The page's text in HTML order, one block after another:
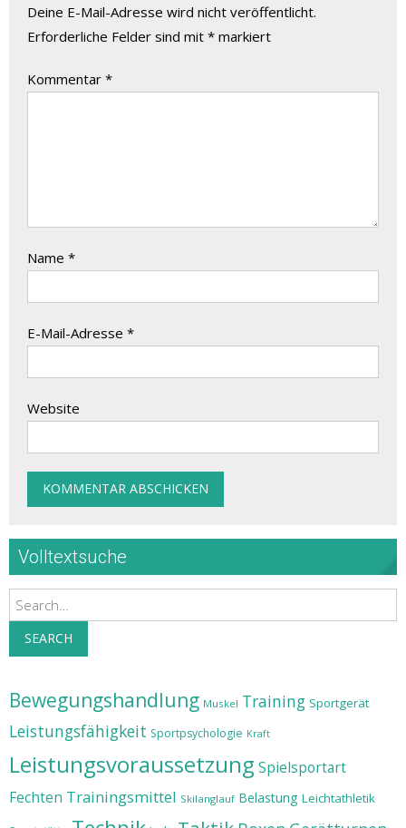
Deine E-Mail-Adresse wird nicht veröffentlicht.
Erforderliche Felder sind mit * markiert
Kommentar *
Name *
E-Mail-Adresse *
Website
Volltextsuche
Search
SEARCH
Bewegungshandlung Muskel Training Sportgerät
Leistungsfähigkeit Sportpsychologie Kraft
Leistungsvoraussetzung Spielsportart
Fechten Trainingsmittel Skilanglauf Belastung Leichtathletik